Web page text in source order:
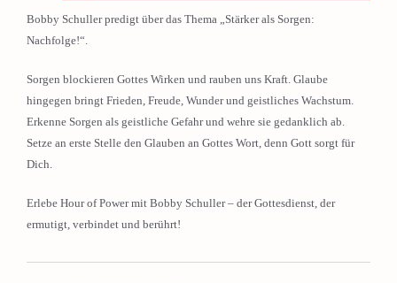
Bobby Schuller predigt über das Thema „Stärker als Sorgen:
Nachfolge!“.
Sorgen blockieren Gottes Wirken und rauben uns Kraft. Glaube
hingegen bringt Frieden, Freude, Wunder und geistliches Wachstum.
Erkenne Sorgen als geistliche Gefahr und wehre sie gedanklich ab.
Setze an erste Stelle den Glauben an Gottes Wort, denn Gott sorgt für
Dich.
Erlebe Hour of Power mit Bobby Schuller – der Gottesdienst, der
ermutigt, verbindet und berührt!